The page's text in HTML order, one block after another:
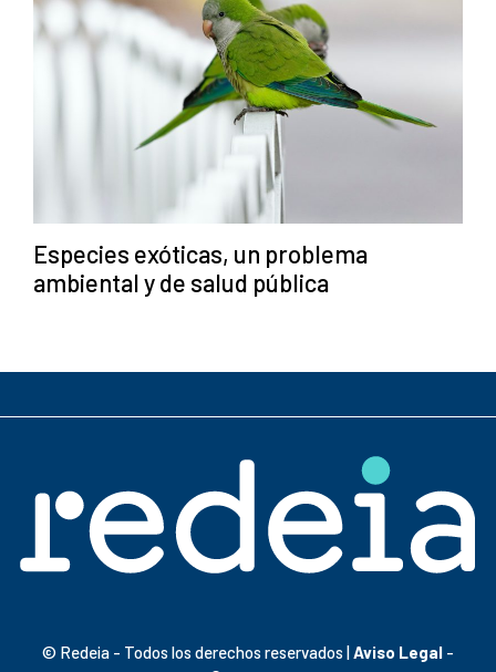
Especies exóticas, un problema
ambiental y de salud pública
© Redeia - Todos los derechos reservados |Aviso Legal -